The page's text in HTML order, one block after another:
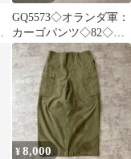
GQ5573◇オランダ軍：
カーゴパンツ◇82◇オ
リーブ系 SEYNTEX ボ
タンフライ
¥8,000